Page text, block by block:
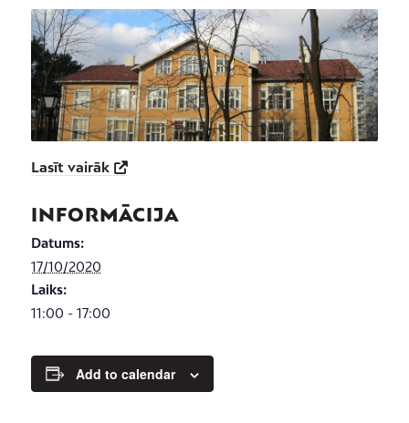
Lasīt vairāk
INFORMĀCIJA
Datums:
17/10/2020
Laiks:
11:00 - 17:00
Add to calendar